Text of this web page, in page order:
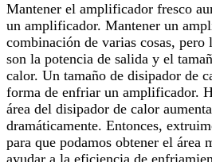
Mantener el amplificador fresco
un amplificador. Mantener un
combinación de varias cosas, pero
son la potencia de salida y el
calor. Un tamaño de disipador de
forma de enfriar un amplificador.
área del disipador de calor
dramáticamente. Entonces,
para que podamos obtener el área